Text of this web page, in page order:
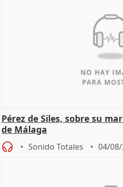
Pérez de Siles, sobre su
de Málaga
Sonido Totales 04/